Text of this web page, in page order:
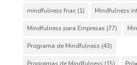
mindfulness fnac(1) Mindfulness
Mindfulness para Empresas (77)
Programa de Mindfulness (43)